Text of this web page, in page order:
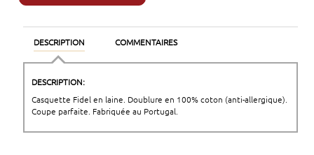
DESCRIPTION COMMENTAIRES
DESCRIPTION:
Casquette Fidel en laine. Doublure en 100% coton (anti-allergique).
Coupe parfaite. Fabriquée au Portugal.